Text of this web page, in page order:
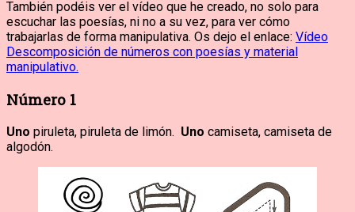
También podéis ver el vídeo que he creado, no solo para
escuchar las poesías, ni no a su vez, para ver cómo
trabajarlas de forma manipulativa. Os dejo el enlace: Vídeo
Descomposición de números con poesías y material
manipulativo.
Número 1
Uno piruleta, piruleta de limón. Uno camiseta, camiseta de
algodón.